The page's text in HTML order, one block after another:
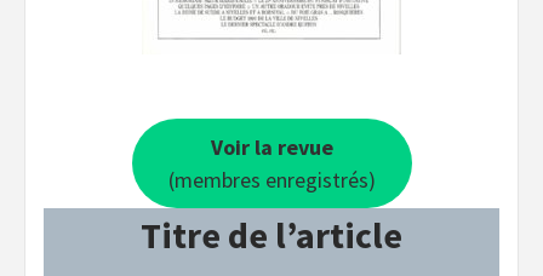
Voir la revue
(membres enregistrés)
Titre de l’article